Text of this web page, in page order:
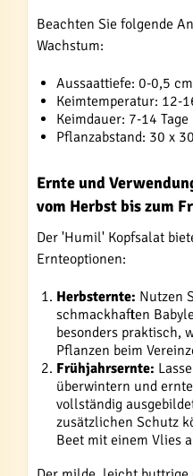
Beachten Sie folgende
Wachstum:
Aussaattiefe: 0-0,5 cm
Keimtemperatur: 12-
Keimdauer: 7-14 Tage
Pflanzabstand: 30 x
Ernte und
vom Herbst bis zum
Der 'Humil' Kopfsalat
Ernteoptionen:
Herbsternte: Nutzen
schmackhaften
besonders praktisch,
Pflanzen beim
Frühjahrsernte:
überwintern und
vollständig
zusätzlichen Schutz
Beet mit einem Vlies